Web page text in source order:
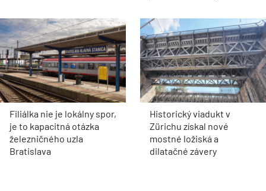
Filiálka nie je lokálny spor,
je to kapacitná otázka
železničného uzla
Bratislava
Historický viadukt v
Zürichu získal nové
mostné ložiská a
dilatačné závery